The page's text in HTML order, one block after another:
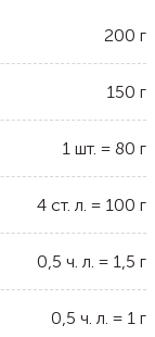
200 г
150 г
1 шт. = 80 г
4 ст. л. = 100 г
0,5 ч. л. = 1,5 г
0,5 ч. л. = 1 г